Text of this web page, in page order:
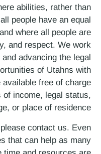
abilities, rather than
people have an equal
where all people are
and respect. We work
advancing the legal
of Utahns with
free of charge
income, legal status,
or place of residence.
contact us. Even
that can help as many